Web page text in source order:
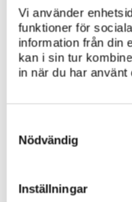
Vi använder
funktioner för
information från din
kan i sin tur
in när du har använt
Nödvändig
Inställningar
Lämna